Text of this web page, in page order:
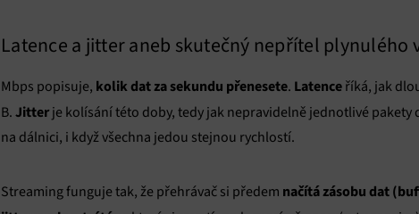
Latence a jitter aneb skutečný nepřítel plynulého
Mbps popisuje, kolik dat za sekundu přenesete. Latence říká, jak
B. Jitter je kolísání této doby, tedy jak nepravidelně jednotlivé
na dálnici, i když všechna jedou stejnou rychlostí.
Streaming funguje tak, že přehrávač si předem načítá zásobu dat